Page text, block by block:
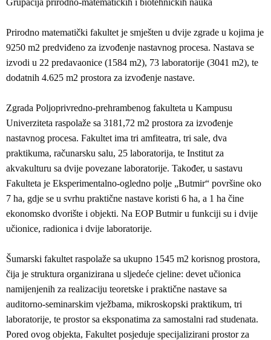
Grupacija prirodno-matematičkih i biotehničkih nauka
Prirodno matematički fakultet je smješten u dvije zgrade u kojima je
9250 m2 predviđeno za izvođenje nastavnog procesa. Nastava se
izvodi u 22 predavaonice (1584 m2), 73 laboratorije (3041 m2), te
dodatnih 4.625 m2 prostora za izvođenje nastave.
Zgrada Poljoprivredno-prehrambenog fakulteta u Kampusu
Univerziteta raspolaže sa 3181,72 m2 prostora za izvođenje
nastavnog procesa. Fakultet ima tri amfiteatra, tri sale, dva
praktikuma, računarsku salu, 25 laboratorija, te Institut za
akvakulturu sa dvije povezane laboratorije. Također, u sastavu
Fakulteta je Eksperimentalno-ogledno polje „Butmir“ površine oko
7 ha, gdje se u svrhu praktične nastave koristi 6 ha, a 1 ha čine
ekonomsko dvorište i objekti. Na EOP Butmir u funkciji su i dvije
učionice, radionica i dvije laboratorije.
Šumarski fakultet raspolaže sa ukupno 1545 m2 korisnog prostora,
čija je struktura organizirana u sljedeće cjeline: devet učionica
namijenjenih za realizaciju teoretske i praktične nastave sa
auditorno-seminarskim vježbama, mikroskopski praktikum, tri
laboratorije, te prostor sa eksponatima za samostalni rad studenata.
Pored ovog objekta, Fakultet posjeduje specijalizirani prostor za